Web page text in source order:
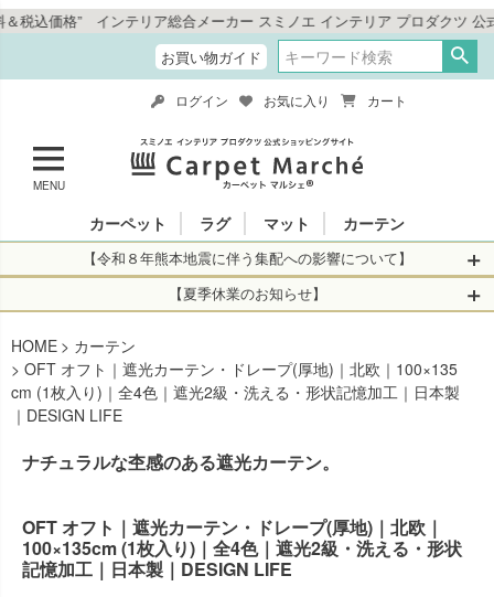
リア総合メーカー スミノエ インテリア プロダクツ 公式ショッピングサ
お買い物ガイド
MENU
ログイン お気に入り カート
カーペット ラグ マット カーテン
【令和８年熊本地震に伴う集配への影響について】
令和8年熊本地震により、お亡くなりになられた方々に深く
お見舞い申し上げます。 この地震の影響により、現在、一
部地域を発着するお荷物のお届けに遅れが生じておりま
す。
・全国から九州あてのお荷物
なお、今後の被害状況や交通規制などにより、対象地域や
サービスへの影響が変更となる場合がございます。
お客さまにはご不便をおかけいたしますが、何卒ご理解賜
【夏季休業のお知らせ】
当店は は2026年8月11日(火)～2026年8月16日(日)
を休業とさせて頂きます。
休業中のご注文に関しては自動返信メールは届きますが、
当店からの注文確認メールの送信、当店へのお問い合わせ
へのご返答ができかねます。 休業明けから順次送信させて
いただきますのでよろしくお願いいたします。
出荷センターも休業となりますため、休業期間中のご注文
商品の出荷は2026年8月18日(火) 以降となります。
→オーダー商品など、詳しくはこちらから
HOME
カーテン
OFT オフト｜遮光カーテン・ドレープ(厚地)｜北欧｜100×135
cm (1枚入り)｜全4色｜遮光2級・洗える・形状記憶加工｜日本製
｜DESIGN LIFE
ナチュラルな杢感のある遮光カーテン。
OFT オフト｜遮光カーテン・ドレープ(厚地)｜北欧｜
100×135cm (1枚入り)｜全4色｜遮光2級・洗える・形状
記憶加工｜日本製｜DESIGN LIFE